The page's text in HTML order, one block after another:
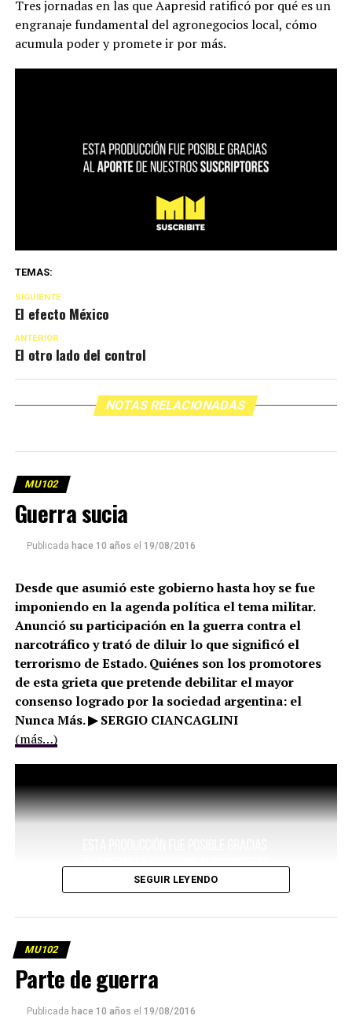
Tres jornadas en las que Aapresid ratificó por qué es un
engranaje fundamental del agronegocios local, cómo
acumula poder y promete ir por más.
TEMAS:
SIGUIENTE
El efecto México
ANTERIOR
El otro lado del control
NOTAS RELACIONADAS
MU102
Guerra sucia
Publicada hace 10 años el 19/08/2016
Desde que asumió este gobierno hasta hoy se fue
imponiendo en la agenda política el tema militar.
Anunció su participación en la guerra contra el
narcotráfico y trató de diluir lo que significó el
terrorismo de Estado. Quiénes son los promotores
de esta grieta que pretende debilitar el mayor
consenso logrado por la sociedad argentina: el
Nunca Más. ▶ SERGIO CIANCAGLINI
(más…)
SEGUIR LEYENDO
MU102
Parte de guerra
Publicada hace 10 años el 19/08/2016